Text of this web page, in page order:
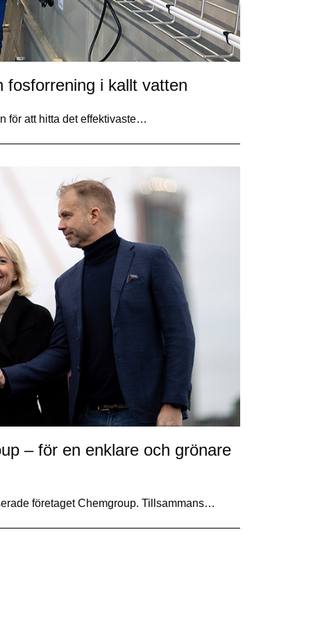
fosforrening i kallt vatten
för att hitta det effektivaste…
– för en enklare och grönare
företaget Chemgroup. Tillsammans…